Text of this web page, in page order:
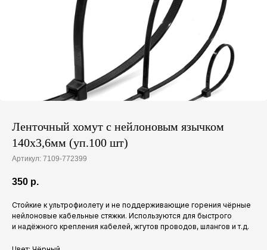
Ленточный хомут с нейлоновым язычком
140х3,6мм (уп.100 шт)
Артикул: 7109-772399
350 р.
Стойкие к ультрофиолету и не поддерживающие горения чёрные
нейлоновые кабельные стяжки. Используются для быстрого
и надёжного крепления кабелей, жгутов проводов, шлангов и т.д.